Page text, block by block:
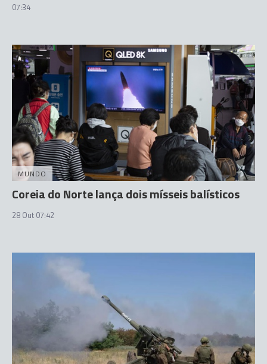
07:34
MUNDO
Coreia do Norte lança dois mísseis balísticos
28 Out 07:42